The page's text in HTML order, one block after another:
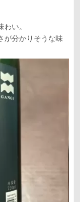
い。
が分かりそうな味